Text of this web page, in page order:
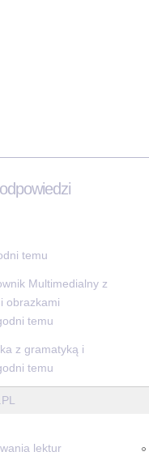
temu
Multimedialny z
obrazkami
temu
z gramatyką i
temu
lektur